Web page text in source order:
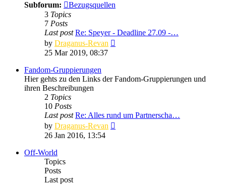
Subforum:
Bezugsquellen
3 Topics
7 Posts
Last post Re: Speyer - Deadline 27.09 -…
by Draganus-Revan
25 Mar 2019, 08:37
Fandom-Gruppierungen
Hier gehts zu den Links der Fandom-Gruppierungen und
ihren Beschreibungen
2 Topics
10 Posts
Last post Re: Alles rund um Partnerscha…
by Draganus-Revan
26 Jan 2016, 13:54
Off-World
Topics
Posts
Last post